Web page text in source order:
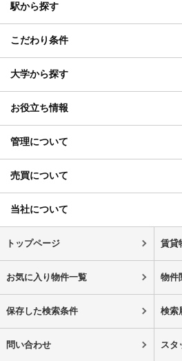
駅から探す
こだわり条件
大学から探す
お役立ち情報
管理について
売買について
当社について
トップページ 賃貸
お気に入り物件一覧 物件
保存した検索条件 検索
問い合わせ スタ